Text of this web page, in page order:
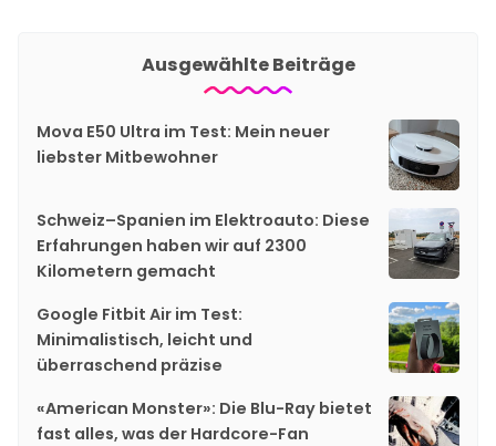
Ausgewählte Beiträge
Mova E50 Ultra im Test: Mein neuer
liebster Mitbewohner
Schweiz–Spanien im Elektroauto: Diese
Erfahrungen haben wir auf 2300
Kilometern gemacht
Google Fitbit Air im Test:
Minimalistisch, leicht und
überraschend präzise
«American Monster»: Die Blu-Ray bietet
fast alles, was der Hardcore-Fan